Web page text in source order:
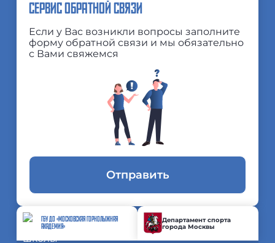
СЕРВИС ОБРАТНОЙ СВЯЗИ
Если у Вас возникли вопросы заполните
форму обратной связи и мы обязательно
с Вами свяжемся
Отправить
ГБУ ДО «МОСКОВСКАЯ ГОРНОЛЫЖНАЯ
АКАДЕМИЯ»
Департамент спорта
города Москвы